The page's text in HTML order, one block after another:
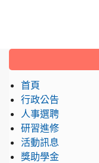
:::
首頁
行政公告
人事選聘
研習進修
活動訊息
獎助學金